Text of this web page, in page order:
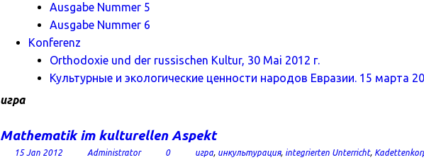
Ausgabe Nummer 5
Ausgabe Nummer 6
Konferenz
Orthodoxie und der russischen Kultur, 30 Mai 2012 г.
Культурные и экологические ценности народов Евразии. 15 марта
игра
Mathematik im kulturellen Aspekt
15 Jan 2012 Administrator 0 игра, инкультурация, integrierten Unterricht,